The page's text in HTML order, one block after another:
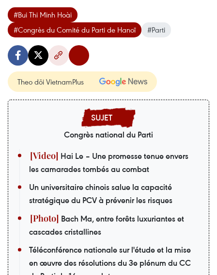
#Bui Thi Minh Hoài
#Congrès du Comité du Parti de Hanoï
#Parti
Theo dõi VietnamPlus
Congrès national du Parti
Hai Le – Une promesse tenue envers
les camarades tombés au combat
Un universitaire chinois salue la capacité
stratégique du PCV à prévenir les risques
Bach Ma, entre forêts luxuriantes et
cascades cristallines
Téléconférence nationale sur l'étude et la mise
en œuvre des résolutions du 3e plénum du CC